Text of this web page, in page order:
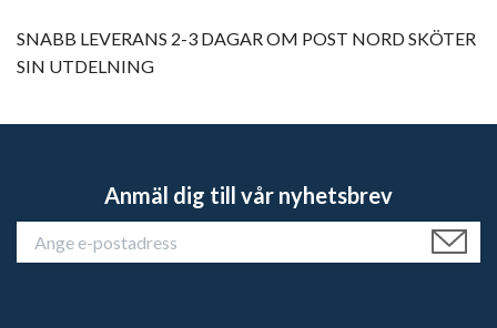
SNABB LEVERANS 2-3 DAGAR OM POST NORD SKÖTER
SIN UTDELNING
Anmäl dig till vår nyhetsbrev